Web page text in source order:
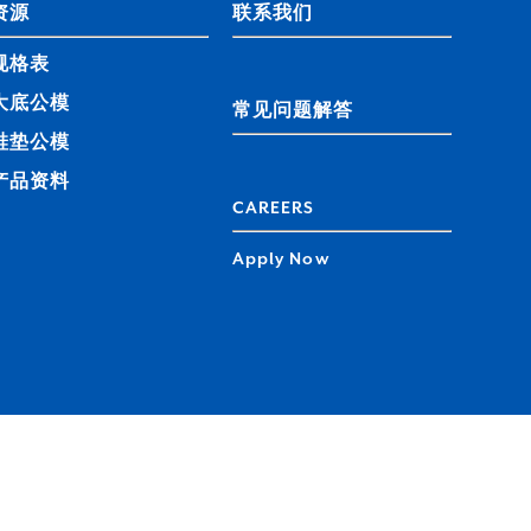
源
格表
底公模
垫公模
品资料
联系我们
常见问题解答
CAREERS
Apply Now